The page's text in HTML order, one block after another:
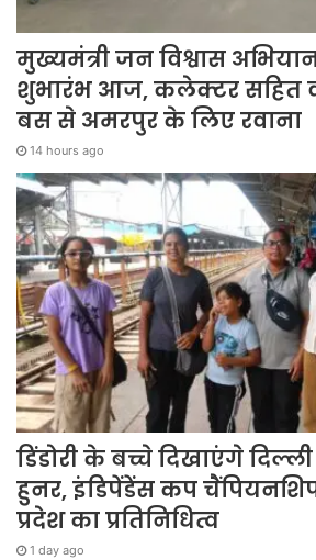
मुख्यमंत्री जन विश्वास
शुभारंभ आज, कलेक्टर सहित
बस से अमरपुर के लिए रवाना
14 hours ago
डिंडोरी के बच्चे दिखाएंगे
हुनर, इंडिपेंडेंस कप
प्रदेश का प्रतिनिधित्व
1 day ago